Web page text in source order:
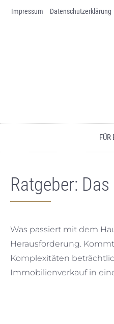
Skip to content
Impressum Datenschutz­erklärung
FÜR
Ratgeber:
Was passiert mit dem
Herausforderung.
Komplexitäten
Immobilienverkauf in